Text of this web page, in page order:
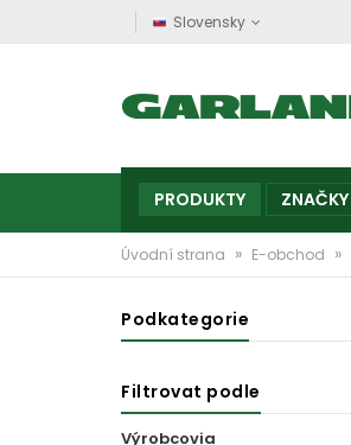
Slovensky
PRODUKTY ZNAČKY
Úvodní strana » E-obchod »
Podkategorie
Filtrovat podle
Výrobcovia